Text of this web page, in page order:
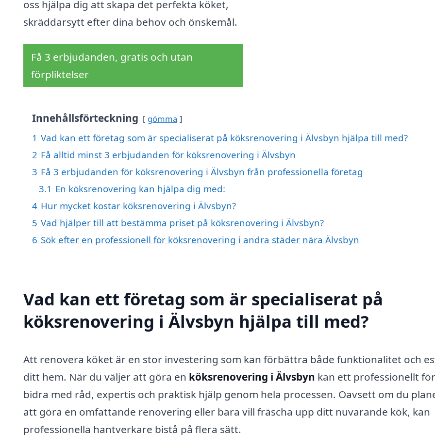
oss hjälpa dig att skapa det perfekta köket,
skräddarsytt efter dina behov och önskemål.
Få 3 erbjudanden, gratis och utan
förpliktelser
Innehållsförteckning gömma
1 Vad kan ett företag som är specialiserat på köksrenovering i Älvsbyn hjälpa till med?
2 Få alltid minst 3 erbjudanden för köksrenovering i Älvsbyn
3 Få 3 erbjudanden för köksrenovering i Älvsbyn från professionella företag
3.1 En köksrenovering kan hjälpa dig med:
4 Hur mycket kostar köksrenovering i Älvsbyn?
5 Vad hjälper till att bestämma priset på köksrenovering i Älvsbyn?
6 Sök efter en professionell för köksrenovering i andra städer nära Älvsbyn
Vad kan ett företag som är specialiserat på
köksrenovering i Älvsbyn hjälpa till med?
Att renovera köket är en stor investering som kan förbättra både funktionalitet och
ditt hem. När du väljer att göra en köksrenovering i Älvsbyn kan ett professionellt
bidra med råd, expertis och praktisk hjälp genom hela processen. Oavsett om du
att göra en omfattande renovering eller bara vill fräscha upp ditt nuvarande kök, kan
professionella hantverkare bistå på flera sätt.